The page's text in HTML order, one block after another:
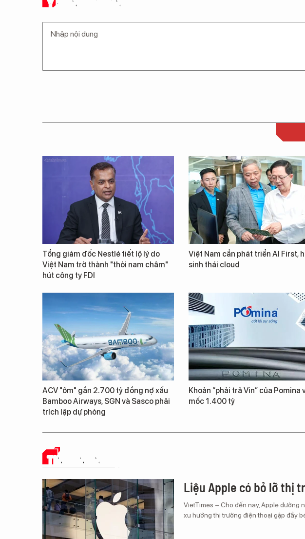
Tổng giám đốc Nestlé tiết lộ lý do
Việt Nam trở thành "thỏi nam châm"
hút công ty FDI
Việt Nam cần phát triển AI First,
sinh thái cloud
ACV "ôm" gần 2.700 tỷ đồng nợ xấu
Bamboo Airways, SGN và Sasco phải
trích lập dự phòng
Khoản “phải trả Vin” của Pomina
mốc 1.400 tỷ
TIN CÔNG NGHỆ
Liệu Apple có bỏ lỡ thị
VietTimes – Cho đến nay, Apple dường
xu hướng thị trường điện thoại gập đầy